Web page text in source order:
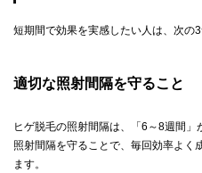
短期間で効果を実感したい人は、次の
適切な照射間隔を守ること
ヒゲ脱毛の照射間隔は、「6～8週間」
照射間隔を守ることで、毎回効率よく
ます。